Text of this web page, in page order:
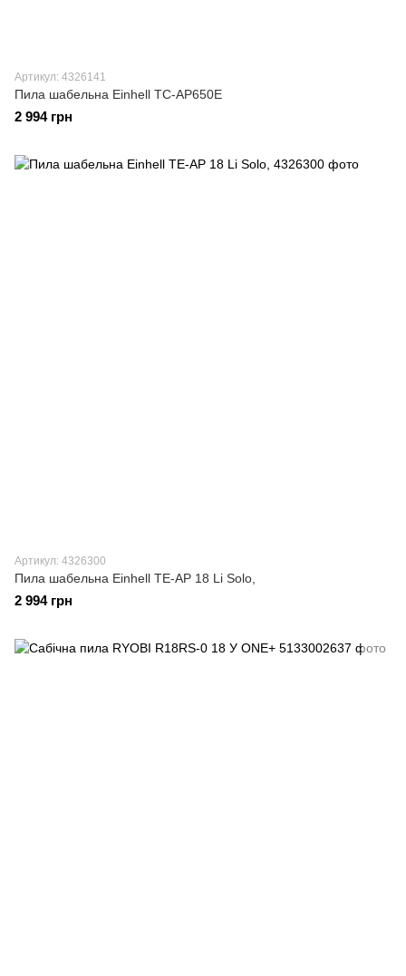
Артикул: 4326141
Пила шабельна Einhell TC-AP650E
2 994 грн
Артикул: 4326300
Пила шабельна Einhell TE-AP 18 Li Solo,
2 994 грн